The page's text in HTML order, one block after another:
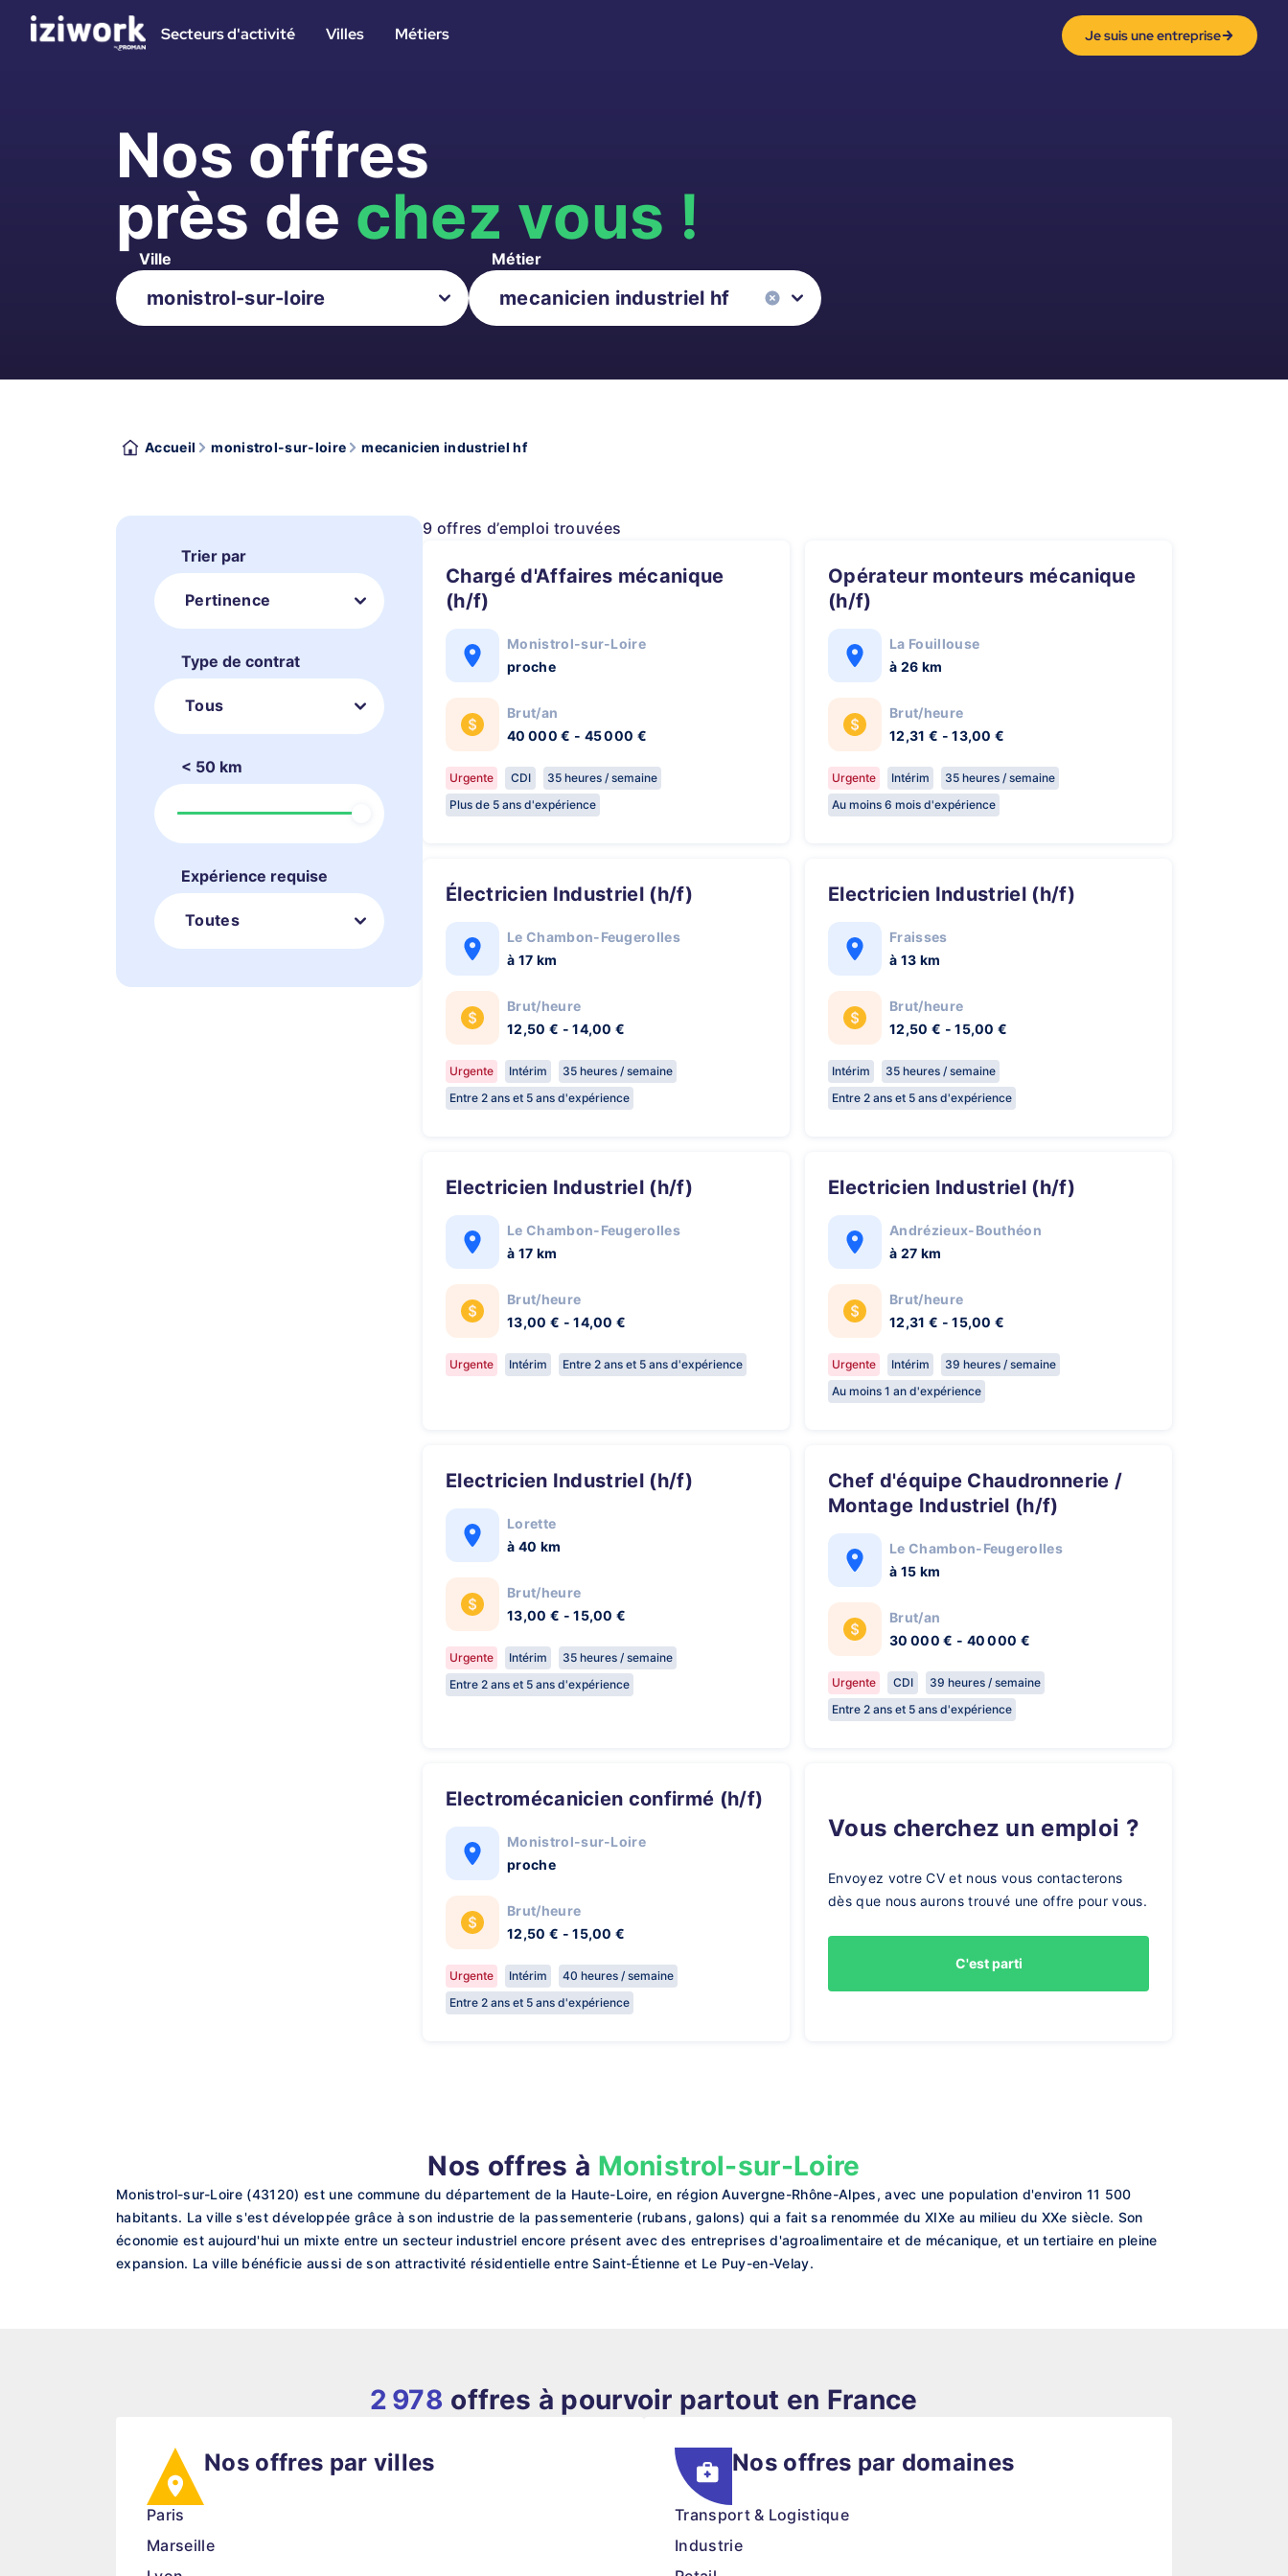
Secteurs d'activité Villes Métiers Je suis une entreprise
Nos offres
près de chez vous !
Ville Métier
Accueil monistrol-sur-loire mecanicien industriel hf
Trier par
Pertinence
Type de contrat
Tous
< 50 km
Expérience requise
Toutes
9 offres d’emploi trouvées
Chargé d'Affaires mécanique
(h/f)
Monistrol-sur-Loire
proche
Brut/an
40 000 € - 45 000 €
Urgente CDI
35 heures / semaine
Plus de 5 ans d'expérience
Opérateur monteurs mécanique
(h/f)
La Fouillouse
à 26 km
Brut/heure
12,31 € - 13,00 €
Urgente Intérim
35 heures / semaine
Au moins 6 mois d'expérience
Électricien Industriel (h/f)
Le Chambon-Feugerolles
à 17 km
Brut/heure
12,50 € - 14,00 €
Urgente Intérim
35 heures / semaine
Entre 2 ans et 5 ans d'expérience
Electricien Industriel (h/f)
Fraisses
à 13 km
Brut/heure
12,50 € - 15,00 €
Intérim
35 heures / semaine
Entre 2 ans et 5 ans d'expérience
Electricien Industriel (h/f)
Le Chambon-Feugerolles
à 17 km
Brut/heure
13,00 € - 14,00 €
Urgente Intérim Entre 2 ans et 5 ans d'expérience
Electricien Industriel (h/f)
Andrézieux-Bouthéon
à 27 km
Brut/heure
12,31 € - 15,00 €
Urgente Intérim
39 heures / semaine
Au moins 1 an d'expérience
Electricien Industriel (h/f)
Lorette
à 40 km
Brut/heure
13,00 € - 15,00 €
Urgente Intérim
35 heures / semaine
Entre 2 ans et 5 ans d'expérience
Chef d'équipe Chaudronnerie /
Montage Industriel (h/f)
Le Chambon-Feugerolles
à 15 km
Brut/an
30 000 € - 40 000 €
Urgente CDI
39 heures / semaine
Entre 2 ans et 5 ans d'expérience
Electromécanicien confirmé (h/f)
Monistrol-sur-Loire
proche
Brut/heure
12,50 € - 15,00 €
Urgente Intérim
40 heures / semaine
Entre 2 ans et 5 ans d'expérience
Vous cherchez un emploi ?
Envoyez votre CV et nous vous contacterons
dès que nous aurons trouvé une offre pour vous.
C'est parti
Nos offres à Monistrol-sur-Loire
Monistrol-sur-Loire (43120) est une commune du département de la Haute-Loire, en région Auvergne-Rhône-Alpes, avec une population d'environ 11 500
habitants. La ville s'est développée grâce à son industrie de la passementerie (rubans, galons) qui a fait sa renommée du XIXe au milieu du XXe siècle. Son
économie est aujourd'hui un mixte entre un secteur industriel encore présent avec des entreprises d'agroalimentaire et de mécanique, et un tertiaire en pleine
expansion. La ville bénéficie aussi de son attractivité résidentielle entre Saint-Étienne et Le Puy-en-Velay.
2 978 offres à pourvoir partout en France
Nos offres par villes
Paris
Marseille
Nos offres par domaines
Transport & Logistique
Industrie